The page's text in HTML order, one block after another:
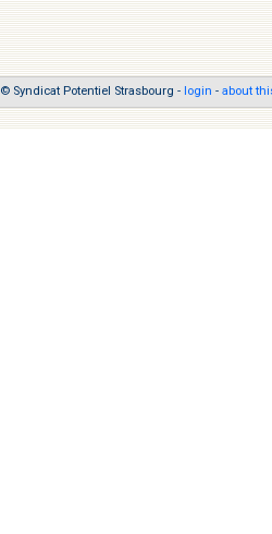
© Syndicat Potentiel Strasbourg - login - about